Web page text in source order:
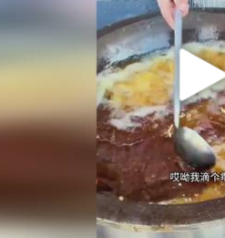
全民健身事业高质量发展
台当局重金为“台独”织“皇帝
几元成本的AI广告导致千万
老挝国会主席赛宋蓬逝世
《欢迎来龙餐馆》口碑
茅台部分直营店飞天茅台提